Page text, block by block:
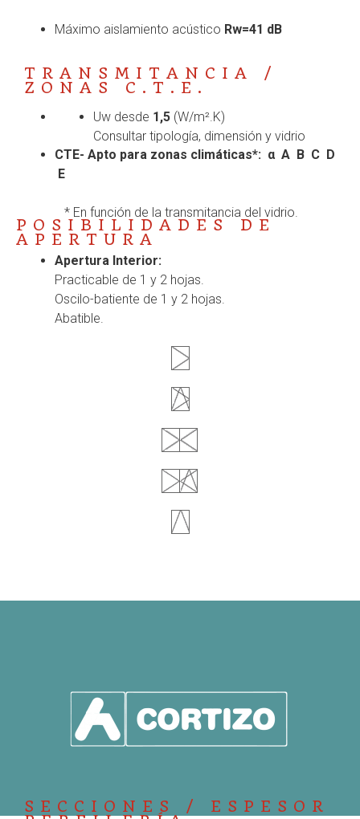
Máximo aislamiento acústico Rw=41 dB
TRANSMITANCIA /
ZONAS C.T.E.
Uw desde 1,5 (W/m².K)
Consultar tipología, dimensión y vidrio
CTE- Apto para zonas climáticas*: α A B C D
E
* En función de la transmitancia del vidrio.
POSIBILIDADES DE
APERTURA
Apertura Interior:
Practicable de 1 y 2 hojas.
Oscilo-batiente de 1 y 2 hojas.
Abatible.
SECCIONES / ESPESOR